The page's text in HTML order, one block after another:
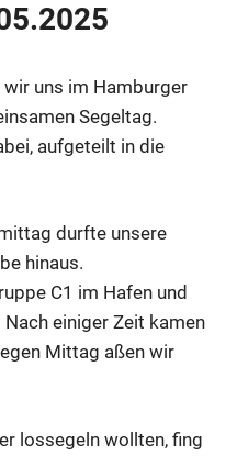
uns im Hamburger
Segeltag.
aufgeteilt in die
durfte unsere
hinaus.
C1 im Hafen und
einiger Zeit kamen
Mittag aßen wir
lossegeln wollten, fing